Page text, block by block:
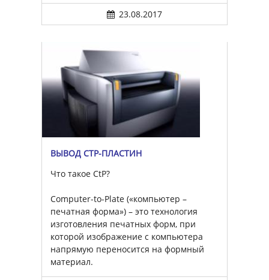
23.08.2017
ВЫВОД CTP-ПЛАСТИН
Что такое CtP?
Computer-to-Plate («компьютер –
печатная форма») – это технология
изготовления печатных форм, при
которой изображение с компьютера
напрямую переносится на формный
материал.